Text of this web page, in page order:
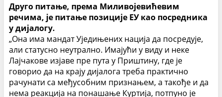
Друго питање, према Миливојевићевим
речима, је питање позиције ЕУ као посредника
у дијалогу.
„Она има мандат Уједињених нација да посредује,
али статусно неутрално. Имајући у виду и неке
Лајчакове изјаве пре пута у Приштину, где је
говорио да на крају дијалога треба практично
рачунати са међусобним признањем, а такође и да
нема реакција на понашање Куртија, потпуно је